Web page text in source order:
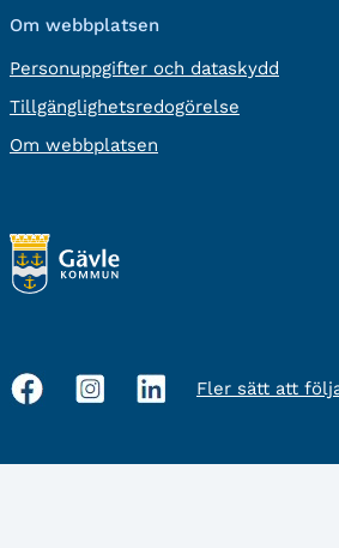
Om webbplatsen
Personuppgifter och dataskydd
Tillgänglighetsredogörelse
Om webbplatsen
Sociala
Fler sätt att